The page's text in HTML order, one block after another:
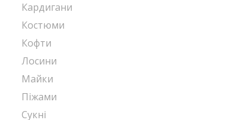
Кардигани
Костюми
Кофти
Лосини
Майки
Піжами
Сукні